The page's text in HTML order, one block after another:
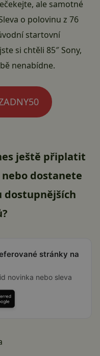
ale samotné
o polovinu z 76
startovní
si chtěli 85″ Sony,
nenabídne.
ještě připlatit
dostanete
dostupnějších
stránky na
novinka nebo sleva